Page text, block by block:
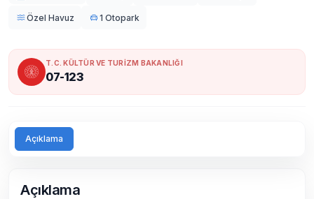
Özel Havuz 1 Otopark
T.C. KÜLTÜR VE TURİZM BAKANLIĞI
07-123
Açıklama
Açıklama